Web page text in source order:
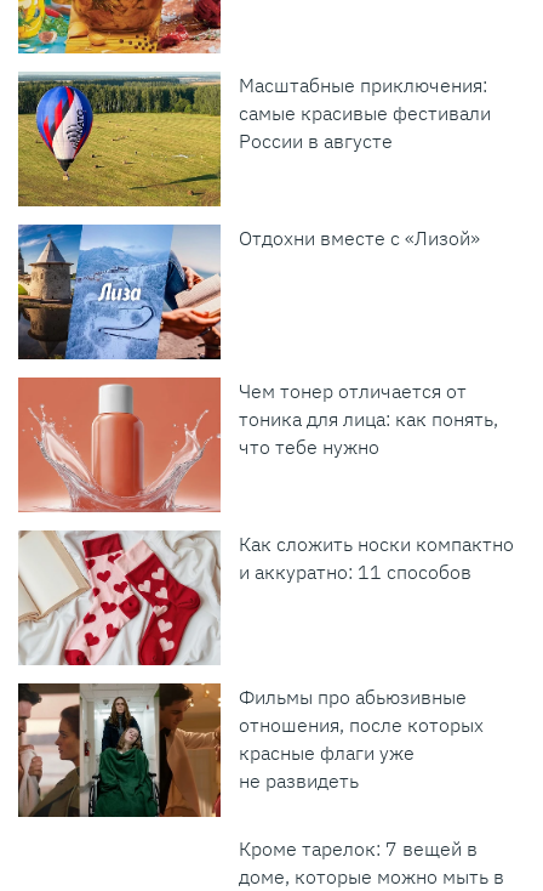
Масштабные приключения:
самые красивые фестивали
России в августе
Отдохни вместе с «Лизой»
Чем тонер отличается от
тоника для лица: как понять,
что тебе нужно
Как сложить носки компактно
и аккуратно: 11 способов
Фильмы про абьюзивные
отношения, после которых
красные флаги уже
не развидеть
Кроме тарелок: 7 вещей в
доме, которые можно мыть в